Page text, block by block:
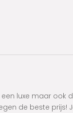
luxe maar ook
de beste prijs!